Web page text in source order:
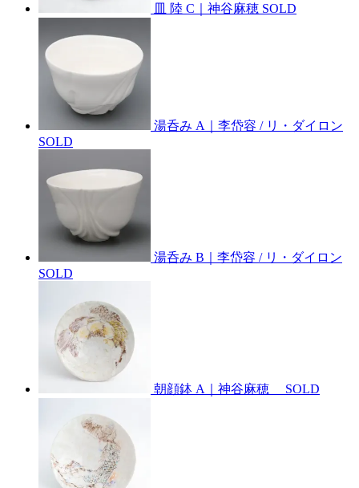
皿 陸 C｜神谷麻穂 SOLD
湯呑み A｜李岱容 / リ・ダイロン
SOLD
湯呑み B｜李岱容 / リ・ダイロン
SOLD
朝顔鉢 A｜神谷麻穂 SOLD